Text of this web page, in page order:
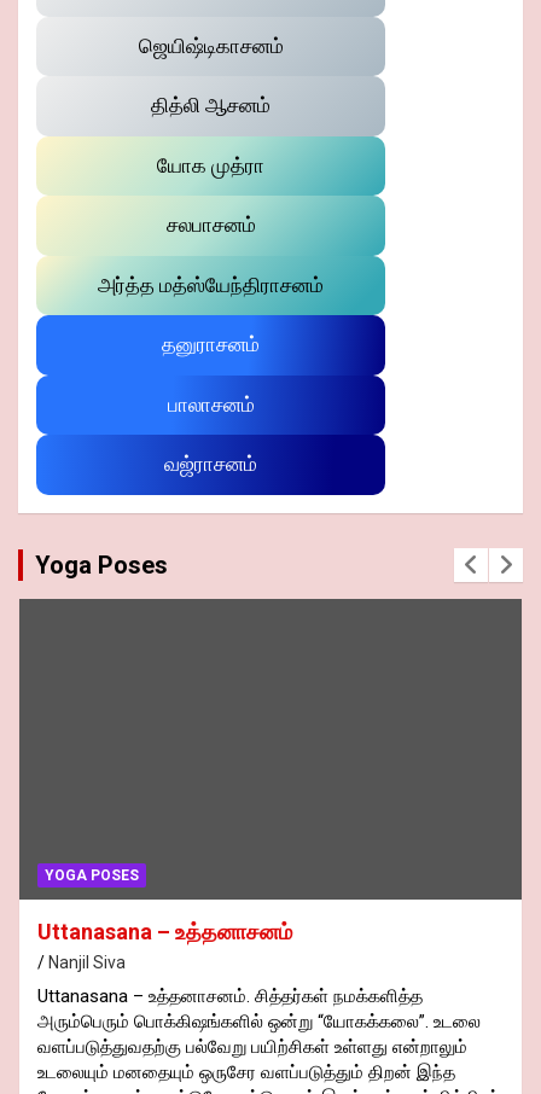
ஜெயிஷ்டிகாசனம்
தித்லி ஆசனம்
யோக முத்ரா
சலபாசனம்
அர்த்த மத்ஸ்யேந்திராசனம்
தனுராசனம்
பாலாசனம்
வஜ்ராசனம்
Yoga Poses
சித்தர்கள் நமக்களித்த
ஒன்று “யோகக்கலை”. உடலை
பயிற்சிகள் உள்ளது என்றாலும்
வளப்படுத்தும் திறன் இந்த
Sirasasanam –
மனதும் வேண்டுமெனில்
உடலை பேண வேண்டுமெனில்
முறையான உடற்பயிற்சியும்